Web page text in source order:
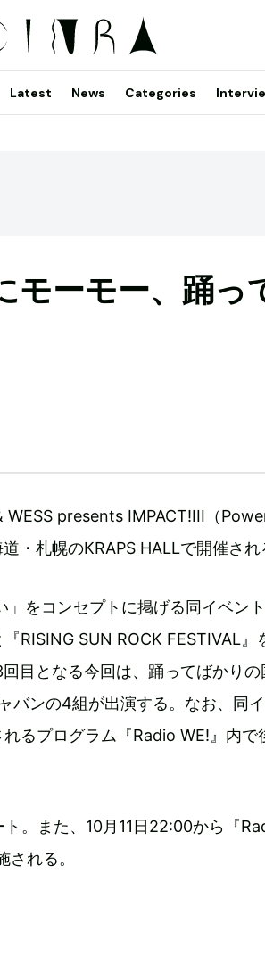
Latest News Categories
モーモー、踊っ
WESS presents IMPACT!III（
・札幌のKRAPS HALLで開催され
」をコンセプトに掲げる同イベン
RISING SUN ROCK FESTIVAL』
目となる今回は、踊ってばかりの
バンの4組が出演する。なお、同
るプログラム『Radio WE!』内で
。また、10月11日22:00から『
れる。